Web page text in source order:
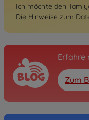
Ich möchte den
Die Hinweise zum
Erfahre
Zum